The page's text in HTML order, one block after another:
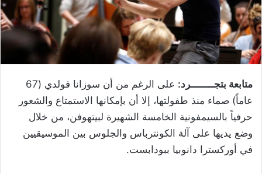
متابعة بتجــــــــرد:
على الرغم من أن سوزانا فولدي (67
عاماً) صماء منذ طفولتها، إلا أن بإمكانها الاستمتاع والشعور
حرفياً بالسيمفونية الخامسة الشهيرة لبيتهوفن، من خلال
وضع يديها على آلة الكونترباس والجلوس بين الموسيقيين
في أوركسترا دانوبيا ببودابست.